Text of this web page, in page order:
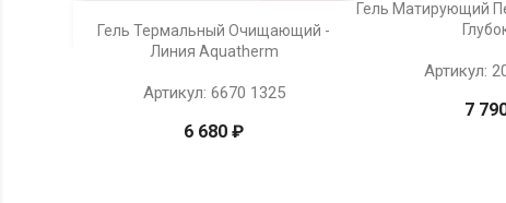
Гель Термальный Очищающий -
Линия Aquatherm
Артикул: 6670 1325
6 680 ₽
 Просмотр
Гель Матирующий
Артикул:
7
 Просмотр